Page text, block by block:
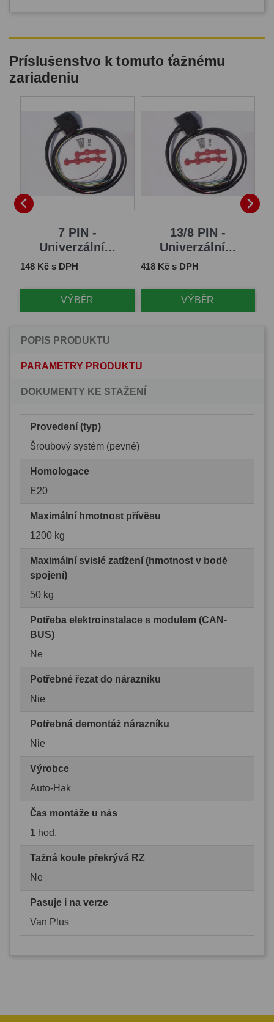
Príslušenstvo k tomuto ťažnému
zariadeniu

7 PIN -
Univerzální...
Cena
148 Kč s DPH
VÝBĚR
13/8 PIN -
Univerzální...
Cena
418 Kč s DPH
VÝBĚR

POPIS PRODUKTU
PARAMETRY PRODUKTU
DOKUMENTY KE STAŽENÍ
Provedení (typ)
Šroubový systém (pevné)
Homologace
E20
Maximální hmotnost přívěsu
1200 kg
Maximální svislé zatížení (hmotnost v bodě
spojení)
50 kg
Potřeba elektroinstalace s modulem (CAN-
BUS)
Ne
Potřebné řezat do nárazníku
Nie
Potřebná demontáž nárazníku
Nie
Výrobce
Auto-Hak
Čas montáže u nás
1 hod.
Tažná koule překrývá RZ
Ne
Pasuje i na verze
Van Plus